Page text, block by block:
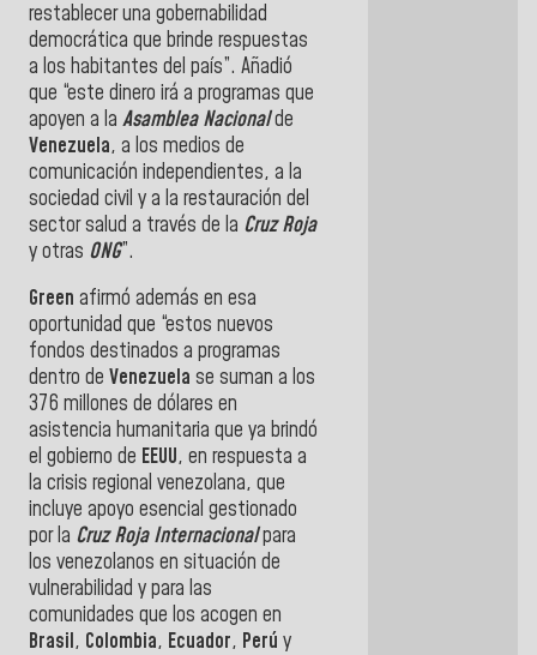
restablecer una gobernabilidad
democrática que brinde respuestas
a los habitantes del país”. Añadió
que “este dinero irá a programas que
apoyen a la Asamblea Nacionalde
Venezuela, a los medios de
comunicación independientes, a la
sociedad civil y a la restauración del
sector salud a través de la Cruz Roja
y otras ONG”.
Green afirmó además en esa
oportunidad que “estos nuevos
fondos destinados a programas
dentro de Venezuela se suman a los
376 millones de dólares en
asistencia humanitaria que ya brindó
el gobierno de EEUU, en respuesta a
la crisis regional venezolana, que
incluye apoyo esencial gestionado
por la Cruz Roja Internacionalpara
los venezolanos en situación de
vulnerabilidad y para las
comunidades que los acogen en
Brasil, Colombia, Ecuador, Perú y